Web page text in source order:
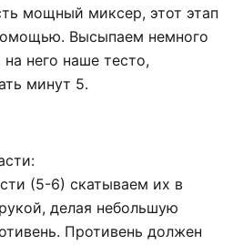
мощный миксер, этот этап
Высыпаем немного
него наше тесто,
минут 5.
(5-6) скатываем их в
делая небольшую
Противень должен